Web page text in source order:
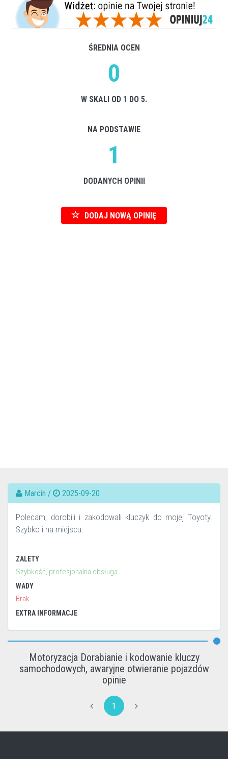
ŚREDNIA OCEN
0
W SKALI OD 1 DO 5.
NA PODSTAWIE
1
DODANYCH OPINII
DODAJ NOWĄ OPINIĘ
Marcin / 2025-09-20
Polecam, dorobili i zakodowali kluczyk do mojej Toyoty.
Szybko i na miejscu.
ZALETY
Szybkość, profesjonalna obsługa
WADY
Brak
EXTRA INFORMACJE
Motoryzacja Dorabianie i kodowanie kluczy
samochodowych, awaryjne otwieranie pojazdów
opinie
1